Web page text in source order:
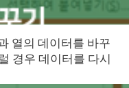
열의 데이터를 바꾸
경우 데이터를 다시